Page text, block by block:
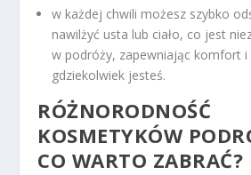
w każdej chwili możesz szybko
nawilżyć usta lub ciało, co jest
w podróży, zapewniając komfort i
gdziekolwiek jesteś.
RÓŻNORODNOŚĆ
KOSMETYKÓW
CO WARTO ZABRAĆ?